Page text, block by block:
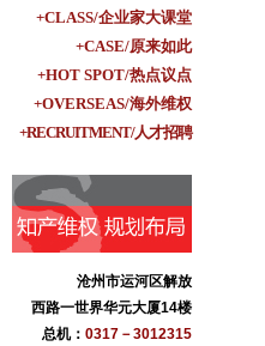
+CLASS/企业家大课堂
+CASE/原来如此
+HOT SPOT/热点议点
+OVERSEAS/海外维权
+RECRUITMENT/人才招聘
沧州市运河区解放
西路一世界华元大厦14楼
总机： 0317－3012315